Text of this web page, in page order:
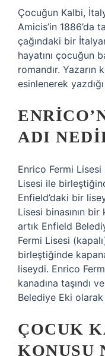
Çocuğun Kalbi,
Amicis’in 1886’da
çağındaki bir
hayatını çocuğun
romandır.
esinlenerek
ADI
Enrico Fermi Lisesi
Lisesi ile
Enfield’daki bir
Lisesi binasının bir
artık Enfield
Fermi Lisesi
birleştiğinde
liseydi. Enrico
kanadına taşındı
Belediye Eki
ÇOCUK
KONUSU